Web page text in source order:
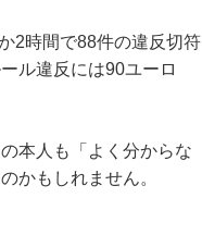
2時間で88件の違反切符
ル違反には90ユーロ
本人も「よく分からな
かもしれません。